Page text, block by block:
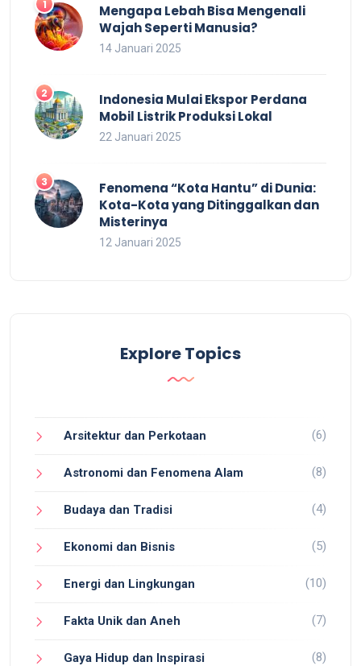
Mengapa Lebah Bisa Mengenali
Wajah Seperti Manusia?
14 Januari 2025
Indonesia Mulai Ekspor Perdana
Mobil Listrik Produksi Lokal
22 Januari 2025
Fenomena “Kota Hantu” di Dunia:
Kota-Kota yang Ditinggalkan dan
Misterinya
12 Januari 2025
Explore Topics
Arsitektur dan Perkotaan (6)
Astronomi dan Fenomena Alam (8)
Budaya dan Tradisi (4)
Ekonomi dan Bisnis (5)
Energi dan Lingkungan (10)
Fakta Unik dan Aneh (7)
Gaya Hidup dan Inspirasi (8)